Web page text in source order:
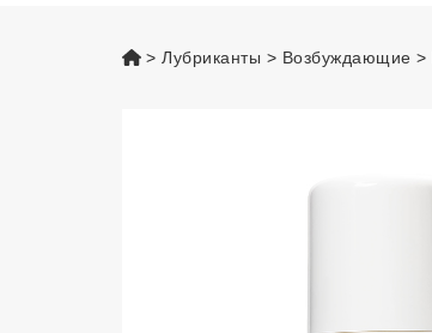
vsexshop.ru
Лубриканты Возбуждающие